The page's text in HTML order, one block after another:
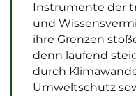
Instrumente der
und
ihre Grenzen
denn laufend
durch
Umweltschutz